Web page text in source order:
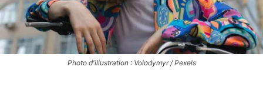
Photo d'illustration : Volodymyr / Pexels